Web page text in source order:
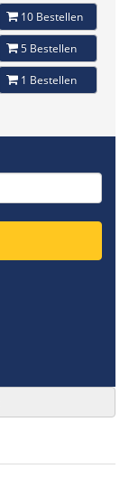
10 Bestellen
5 Bestellen
1 Bestellen